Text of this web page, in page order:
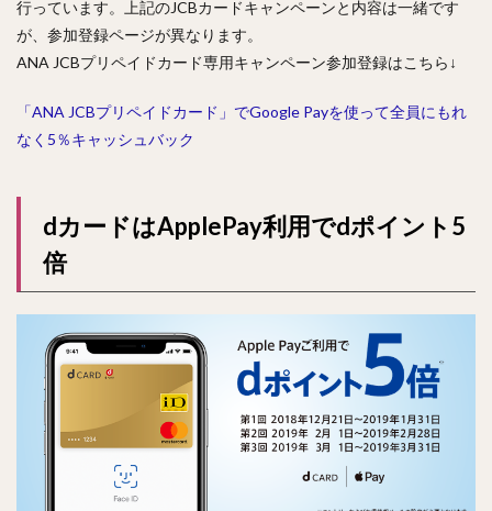
行っています。上記のJCBカードキャンペーンと内容は一緒です
が、参加登録ページが異なります。
ANA JCBプリペイドカード専用キャンペーン参加登録はこちら↓
「ANA JCBプリペイドカード」でGoogle Payを使って全員にもれ
なく5％キャッシュバック
dカードはApplePay利用でdポイント5
倍